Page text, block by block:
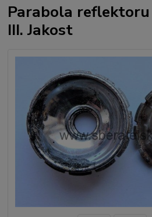
Parabola
III. Jakost